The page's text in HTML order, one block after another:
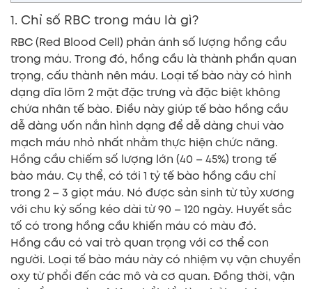
1. Chỉ số RBC trong máu là gì?
RBC (Red Blood Cell) phản ánh số lượng hồng cầu
trong máu. Trong đó, hồng cầu là thành phần quan
trọng, cấu thành nên máu. Loại tế bào này có hình
dạng dĩa lõm 2 mặt đặc trưng và đặc biệt không
chứa nhân tế bào. Điều này giúp tế bào hồng cầu
dễ dàng uốn nắn hình dạng để dễ dàng chui vào
mạch máu nhỏ nhất nhằm thực hiện chức năng.
Hồng cầu chiếm số lượng lớn (40 – 45%) trong tế
bào máu. Cụ thể, có tới 1 tỷ tế bào hồng cầu chỉ
trong 2 – 3 giọt máu. Nó được sản sinh từ tủy xương
với chu kỳ sống kéo dài từ 90 – 120 ngày. Huyết sắc
tố có trong hồng cầu khiến máu có màu đỏ.
Hồng cầu có vai trò quan trọng với cơ thể con
người. Loại tế bào máu này có nhiệm vụ vận chuyển
oxy từ phổi đến các mô và cơ quan. Đồng thời, vận